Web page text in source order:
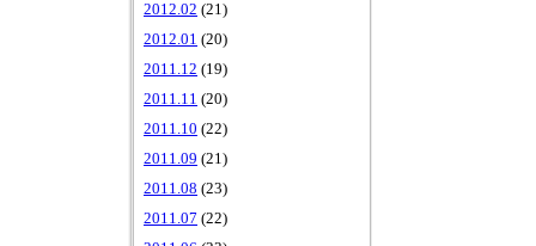
2012.02 (21)
2012.01 (20)
2011.12 (19)
2011.11 (20)
2011.10 (22)
2011.09 (21)
2011.08 (23)
2011.07 (22)